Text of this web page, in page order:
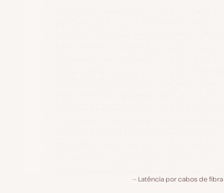
Latência por cabos de